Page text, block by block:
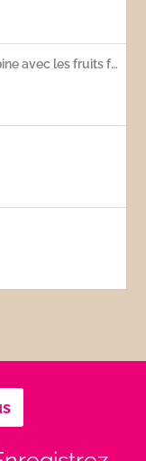
Porridge aux flocons d’avoine avec les fruits frais